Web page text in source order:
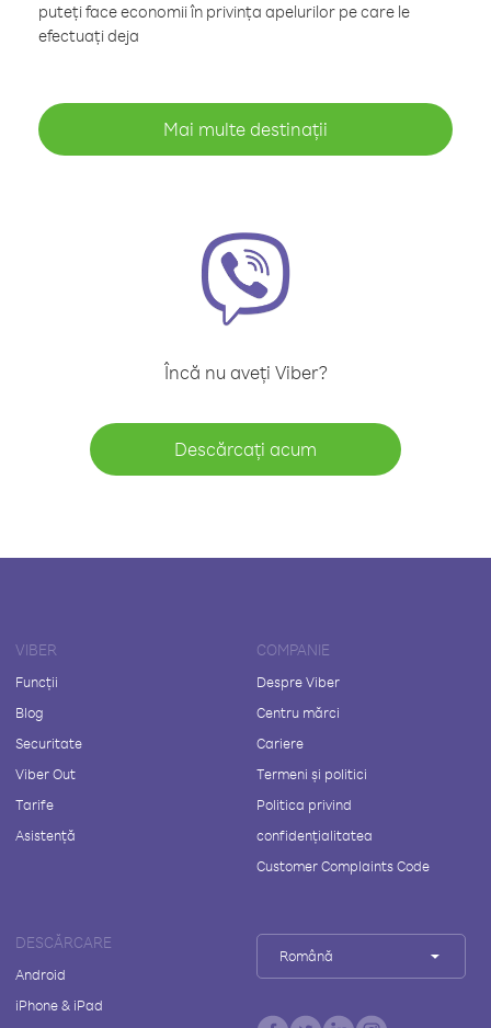
puteți face economii în privința apelurilor pe care le
efectuați deja
Mai multe destinații
Încă nu aveți Viber?
Descărcați acum
VIBER
Funcții
Blog
Securitate
Viber Out
Tarife
Asistență
COMPANIE
Despre Viber
Centru mărci
Cariere
Termeni și politici
Politica privind
confidențialitatea
Customer Complaints Code
DESCĂRCARE
Android
iPhone & iPad
Română